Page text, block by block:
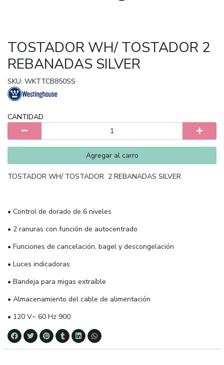
TOSTADOR WH/ TOSTADOR 2
REBANADAS SILVER
SKU: WKTTCB850SS
CANTIDAD
Agregar al carro
TOSTADOR WH/ TOSTADOR 2 REBANADAS SILVER
• Control de dorado de 6 niveles
• 2 ranuras con función de autocentrado
• Funciones de cancelación, bagel y descongelación
• Luces indicadoras
• Bandeja para migas extraíble
• Almacenamiento del cable de alimentación
• 120 V~ 60 Hz 900